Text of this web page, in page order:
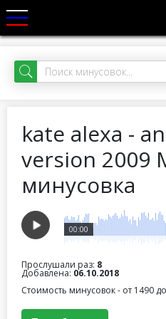
kate alexa -
version 2009
минусовка
00:00
Прослушали раз: 8
Добавлена: 06.10.2018
Стоимость минусовок - от 1490